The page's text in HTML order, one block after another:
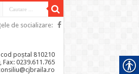
de socializare:
poștal 810210
Fax: 0239.611.765